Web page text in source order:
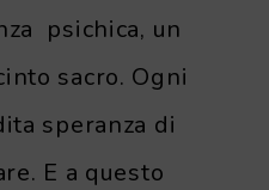
psichica, un
sacro. Ogni
speranza di
E a questo